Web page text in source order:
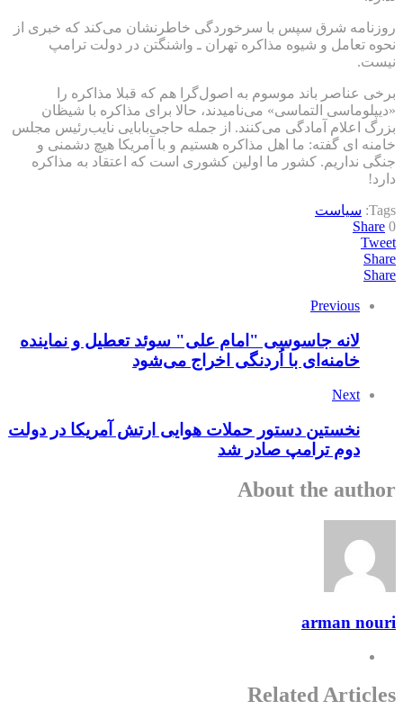
روزنامه شرق سپس با سرخوردگی خاطرنشان می‌کند که خبری از
نحوه تعامل و شیوه مذاکره تهران ـ واشنگتن در دولت ترامپ
نیست.
برخی عناصر باند موسوم به اصول‌گرا هم که قبلا مذاکره را
«دیپلوماسی التماسی» می‌نامیدند، حالا برای مذاکره با شیظان
بزرگ اعلام آمادگی می‌کنند. از جمله حاجی‌بابایی نایب‌رئیس مجلس
خامنه ای گفته: ما اهل مذاکره هستیم و با آمریکا هیچ دشمنی و
جنگی نداریم. کشور ما اولین کشوری است که اعتقاد به مذاکره
دارد!
Tags: سیاست
Share 0
Tweet
Share
Share
Previous
لانه جاسوسی "امام علی" سوئد تعطیل و نماینده
خامنه‌ای با اُردنگی اخراج می‌شود
Next
نخستین دستور حملات هوایی ارتش آمریکا در دولت
دوم ترامپ صادر شد
About the author
arman nouri
Related Articles